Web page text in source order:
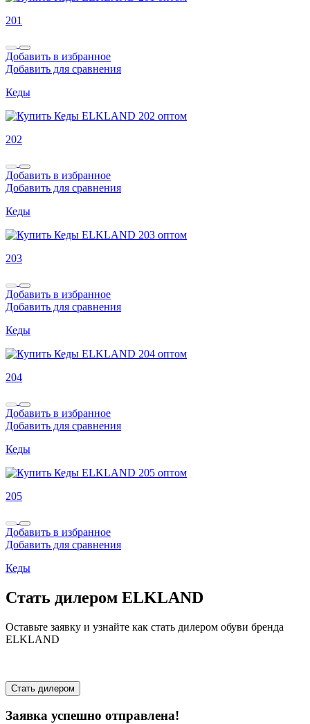
201
Добавить в избранное
Добавить для сравнения
Кеды
202
Добавить в избранное
Добавить для сравнения
Кеды
203
Добавить в избранное
Добавить для сравнения
Кеды
204
Добавить в избранное
Добавить для сравнения
Кеды
205
Добавить в избранное
Добавить для сравнения
Кеды
Стать дилером ELKLAND
Оставьте заявку и узнайте как стать дилером обуви бренда
ELKLAND
Стать дилером
Заявка успешно отправлена!